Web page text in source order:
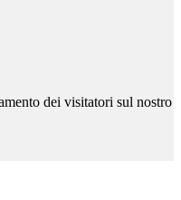
dei visitatori sul nostro